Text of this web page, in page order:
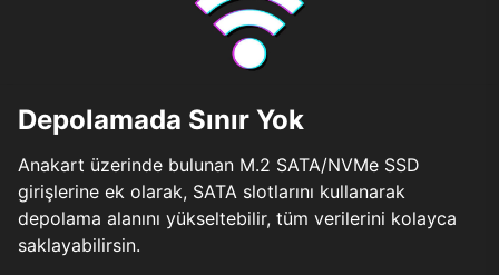
Depolamada Sınır Yok
Anakart üzerinde bulunan M.2 SATA/NVMe SSD
girişlerine ek olarak, SATA slotlarını kullanarak
depolama alanını yükseltebilir, tüm verilerini kolayca
saklayabilirsin.